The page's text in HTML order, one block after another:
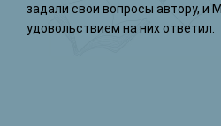
задали свои вопросы автору, и
удовольствием на них ответил.